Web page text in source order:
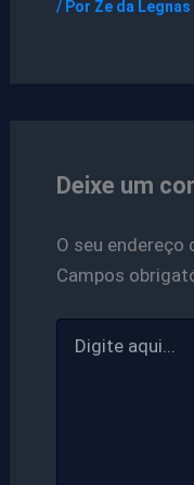
/ Por Ze da Legnas
Deixe um
O seu endereço
Campos
aqui...